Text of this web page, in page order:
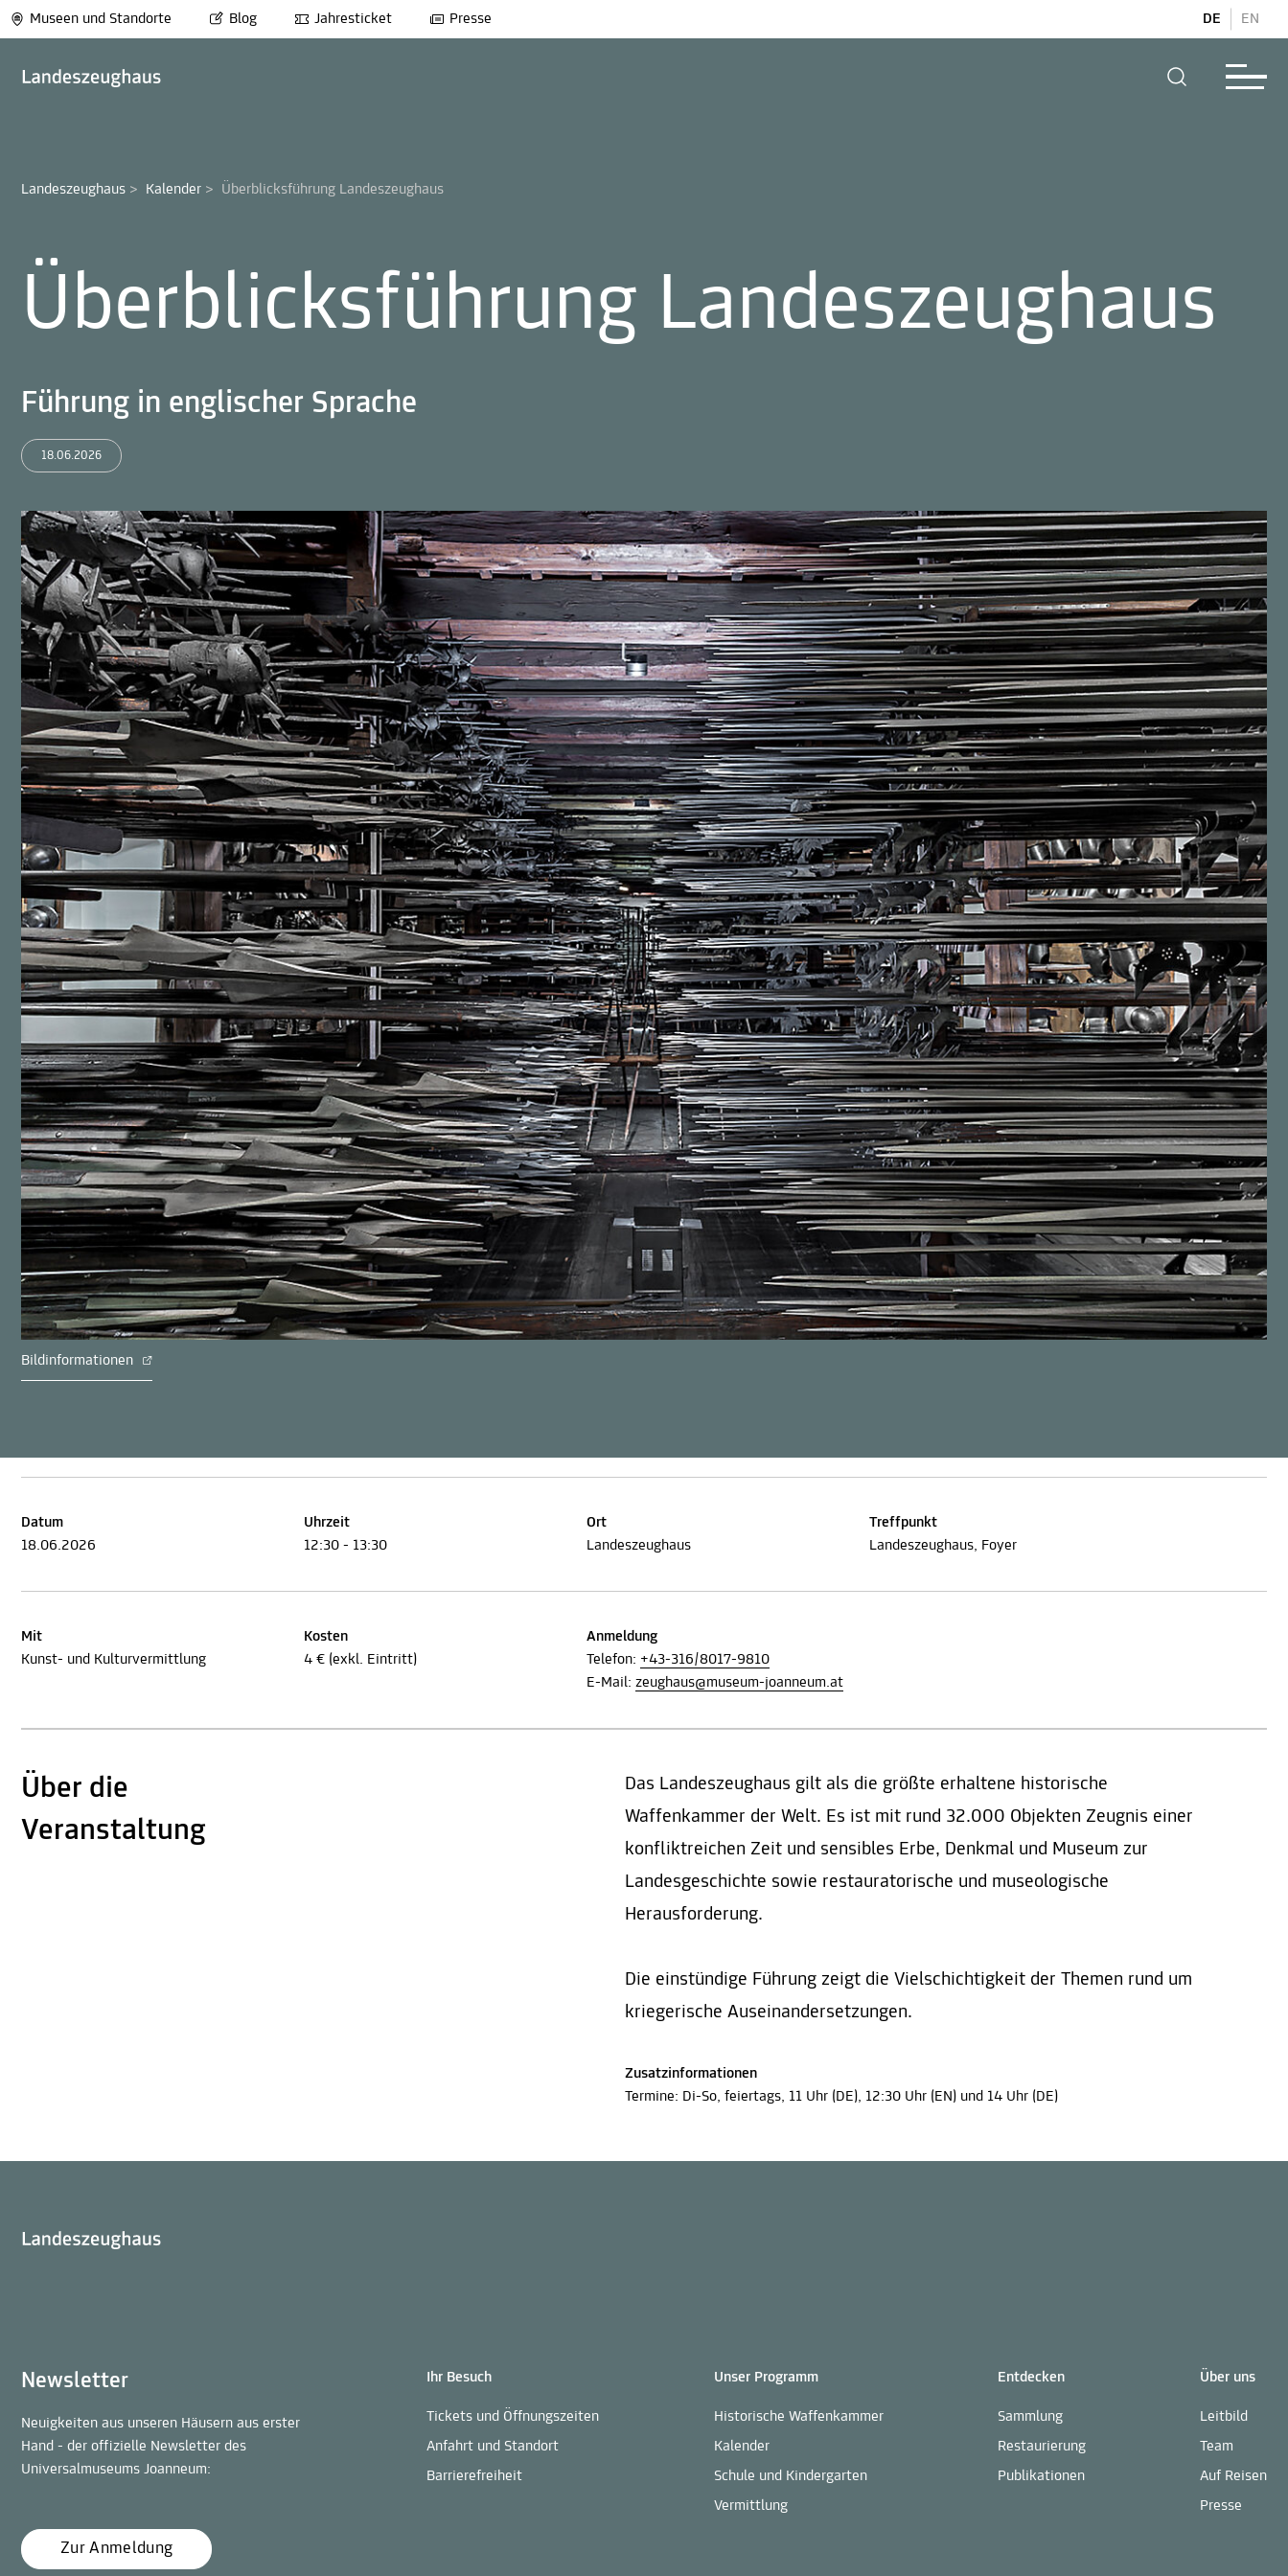
Museen und Standorte Blog Jahresticket Presse DE EN
Landeszeughaus > Kalender > Überblicksführung Landeszeughaus
Überblicksführung Landeszeughaus
Führung in englischer Sprache
18.06.2026
Bildinformationen
Datum
18.06.2026
Uhrzeit
12:30 - 13:30
Ort
Landeszeughaus
Treffpunkt
Landeszeughaus, Foyer
Mit
Kunst- und Kulturvermittlung
Kosten
4 € (exkl. Eintritt)
Anmeldung
Telefon: +43-316/8017-9810
E-Mail: zeughaus@museum-joanneum.at
Über die
Veranstaltung
Das Landeszeughaus gilt als die größte erhaltene historische
Waffenkammer der Welt. Es ist mit rund 32.000 Objekten Zeugnis einer
konfliktreichen Zeit und sensibles Erbe, Denkmal und Museum zur
Landesgeschichte sowie restauratorische und museologische
Herausforderung.
Die einstündige Führung zeigt die Vielschichtigkeit der Themen rund um
kriegerische Auseinandersetzungen.
Zusatzinformationen
Termine: Di-So, feiertags, 11 Uhr (DE), 12:30 Uhr (EN) und 14 Uhr (DE)
Newsletter
Neuigkeiten aus unseren Häusern aus erster
Hand - der offizielle Newsletter des
Universalmuseums Joanneum:
Zur Anmeldung
Ihr Besuch
Tickets und Öffnungszeiten
Anfahrt und Standort
Barrierefreiheit
Unser Programm
Historische Waffenkammer
Kalender
Schule und Kindergarten
Vermittlung
Entdecken
Sammlung
Restaurierung
Publikationen
Über uns
Leitbild
Team
Auf Reisen
Presse